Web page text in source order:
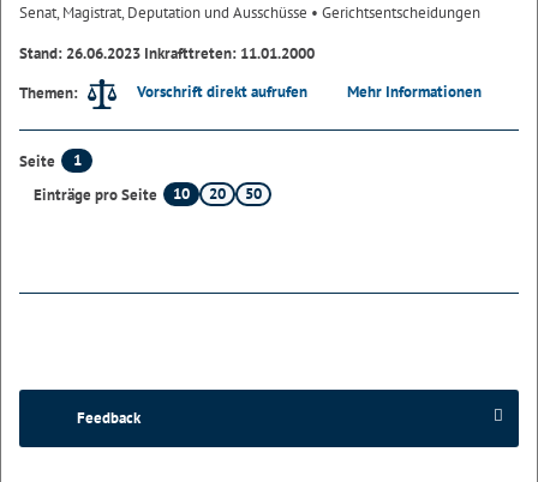
Senat, Magistrat, Deputation und Ausschüsse • Gerichtsentscheidungen
Stand: 26.06.2023 Inkrafttreten: 11.01.2000
Themen:
Vorschrift direkt aufrufen Mehr Informationen
Seite
1
Einträge pro Seite
10 20 50
Feedback